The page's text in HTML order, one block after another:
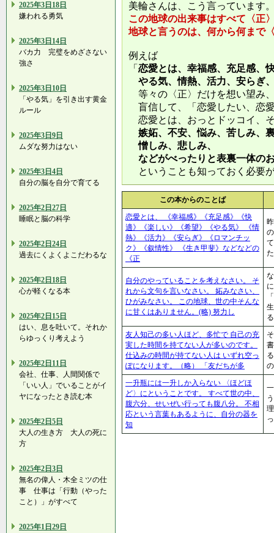
2025年3日18日
嫌われる勇気
2025年3日14日
バカ力 完璧をめざさない
強さ
2025年3日10日
「やる気」を引き出す黄金
ルール
2025年3日9日
ムダな努力はない
2025年3日4日
自分の脳を自分で育てる
2025年2日27日
睡眠と脳の科学
2025年2日24日
過去にくよくよこだわるな
2025年2日18日
心が軽くなる本
2025年2日15日
はい、息を吐いて。それか
らゆっくり考えよう
2025年2日11日
会社、仕事、人間関係で
「いい人」でいることがイ
ヤになったとき読む本
2025年2日5日
大人の生き方 大人の死に
方
2025年2日3日
無名の偉人・木全ミツの仕
事 仕事は「行動（やった
こと）」がすべて
2025年1日29日
美輪さんは、こう言っています
この地球の出来事はすべて〈正
地球と言うのは、何から何まで
例えば
「 恋愛とは、幸福感、充足感、
やる気、情熱、活力、安らぎ
等々の〈正〉だけを想い望み
盲信して、「恋愛したい、恋
恋愛とは、おっとドッコイ、
嫉妬、不安、悩み、苦しみ、
憎しみ、悲しみ、
などがべったりと表裏一体の
ということも知っておく必要
この本からのことば
恋愛とは、 《幸福感》《充足感》《快
適》《楽しい》《希望》《やる気》 《情
熱》《活力》《安らぎ》《ロマンチッ
ク》《叙情性》 《生き甲斐》などなどの
《正
自分のやっていることを考えなさい。 そ
れから文句を言いなさい。 妬みなさい、
ひがみなさい。 この地球、世の中そんな
に甘くはありません。(略) 努力し
友人知己の多い人ほど、多忙で 自己の充
実した時間を持てない人が多いのです。
仕込みの時間が持てない人は いずれ空っ
ぽになります。（略） 「友だちが多
一升瓶には一升しか入らない 〈ほどほ
ど〉にということです。 すべて世の中、
腹六分、せいぜい行っても腹八分。 不相
応という言葉もあるように、自分の器を
知